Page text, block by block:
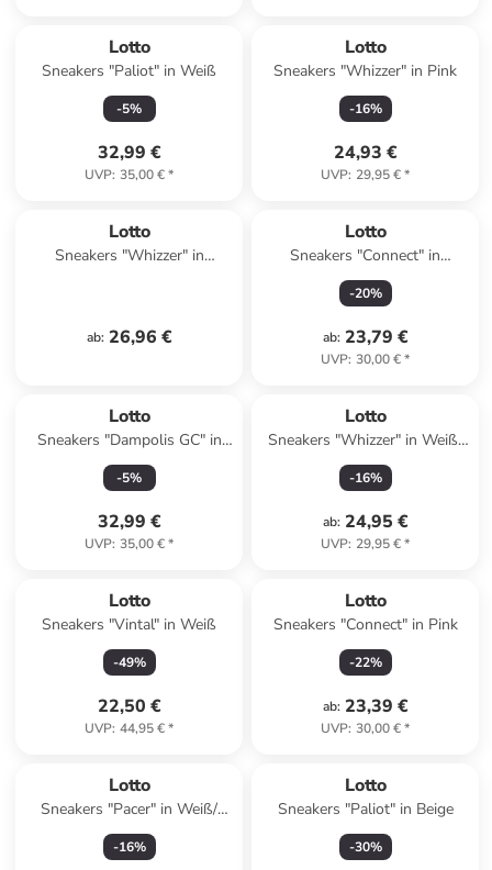
Lotto
Sneakers "Paliot" in Weiß
-5%
32,99 €
UVP: 35,00 €*
Lotto
Sneakers "Whizzer" in Pink
-16%
24,93 €
UVP: 29,95 €*
Lotto
Sneakers "Whizzer" in
ab: 26,96 €
Lotto
Sneakers "Connect" in
Schwarz
-20%
ab: 23,79 €
UVP: 30,00 €*
Lotto
Sneakers "Dampolis GC" in
Weiß
-5%
32,99 €
UVP: 35,00 €*
Lotto
Sneakers "Whizzer" in Weiß/
Schwarz
-16%
ab: 24,95 €
UVP: 29,95 €*
Lotto
Sneakers "Vintal" in Weiß
-49%
22,50 €
UVP: 44,95 €*
Lotto
Sneakers "Connect" in Pink
-22%
ab: 23,39 €
UVP: 30,00 €*
Lotto
Sneakers "Pacer" in Weiß/
Pink
-16%
Lotto
Sneakers "Paliot" in Beige
-30%